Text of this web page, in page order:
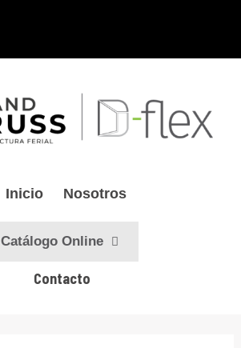
Inicio Nosotros
Catálogo Online
Contacto